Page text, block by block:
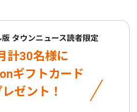
版 タウンニュース読者限定
計30名様に
ギフトカード
ゼント！